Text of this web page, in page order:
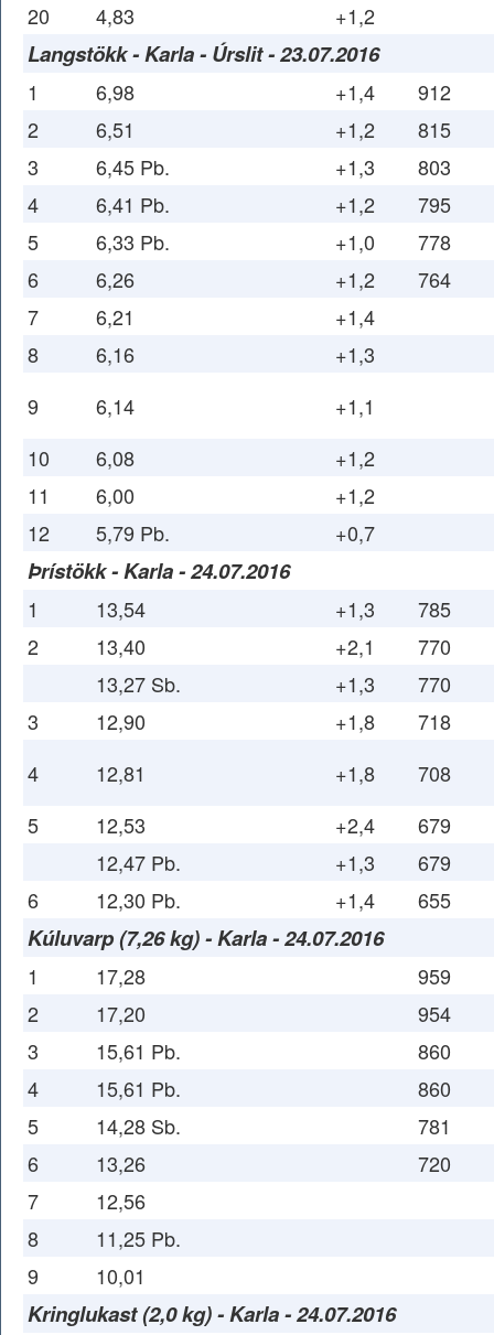
20
4,83 +1,2
Langstökk - Karla - Úrslit - 23.07.2016
1 6,98 +1,4
912
2
6,51 +1,2
815
3
6,45 Pb. +1,3
803
4
6,41 Pb. +1,2
795
5
6,33 Pb. +1,0
778
6
6,26 +1,2
764
7
6,21
+1,4
8
6,16
+1,3
9
6,14
+1,1
10
6,08
+1,2
11
6,00
+1,2
12
5,79 Pb. +0,7
Þrístökk - Karla - 24.07.2016
1 13,54 +1,3
785
2
13,40 +2,1
770
13,27 Sb.
+1,3
770
3
12,90 +1,8
718
4
12,81 +1,8
708
5
12,53 +2,4
679
12,47 Pb.
+1,3
679
6
12,30 Pb. +1,4 655
Kúluvarp (7,26 kg) - Karla - 24.07.2016
1 17,28
959
2
17,20
954
3
15,61 Pb.
860
4
15,61 Pb.
860
5
14,28 Sb.
781
6
13,26
720
7
12,56
8
11,25 Pb.
9
10,01
Kringlukast (2,0 kg) - Karla - 24.07.2016